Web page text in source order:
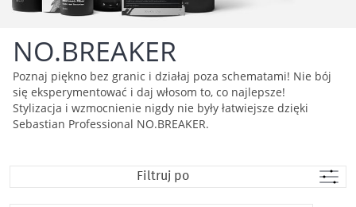
NO.BREAKER
Poznaj piękno bez granic i działaj poza schematami! Nie bój
się eksperymentować i daj włosom to, co najlepsze!
Stylizacja i wzmocnienie nigdy nie były łatwiejsze dzięki
Sebastian Professional NO.BREAKER.
Filtruj po